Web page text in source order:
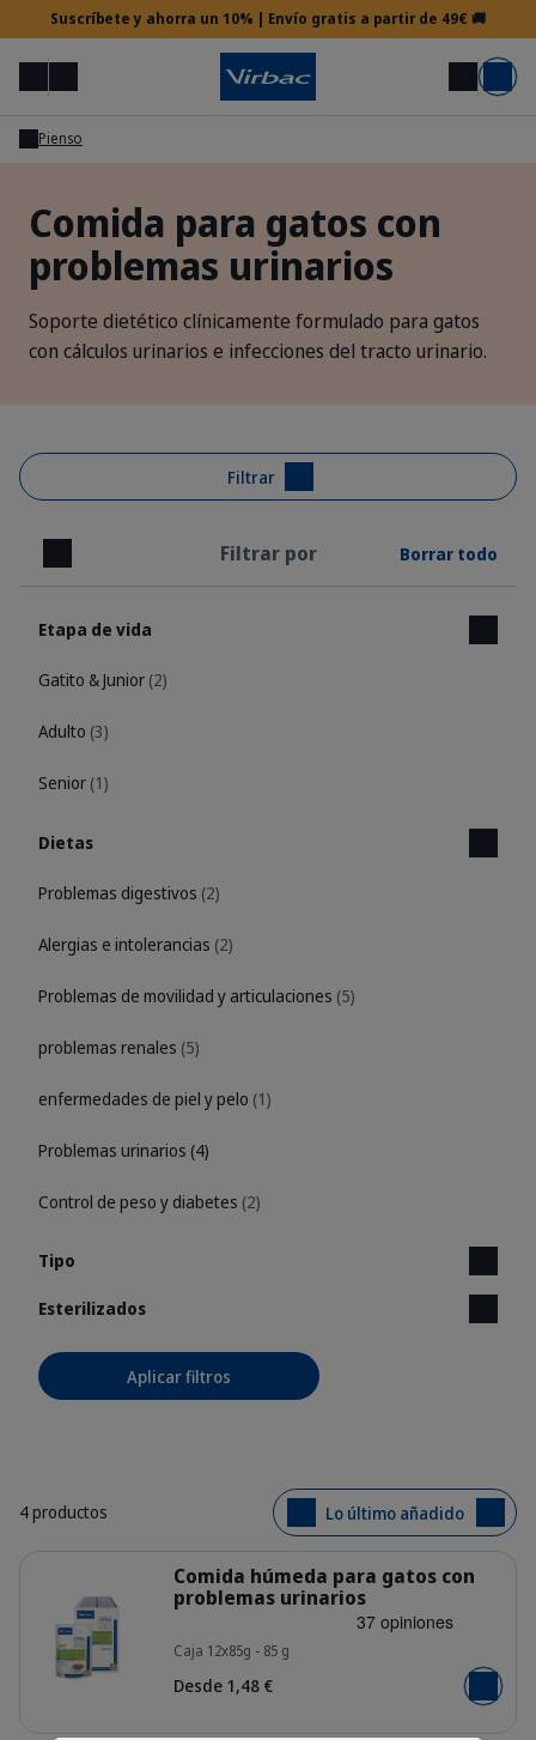
Suscríbete y ahorra un 10% | Envío gratis a partir de 49€ 🚚
MenúBuscar Mi cuenta Carrito
¿Necesitas ayuda?
Pienso
Comida para gatos con
problemas urinarios
Soporte dietético clínicamente formulado para gatos
con cálculos urinarios e infecciones del tracto urinario.
Filtrar
Cerrar Filtrar por Borrar todo
Etapa de vida
Gatito & Junior (2)
Adulto (3)
Senior (1)
Dietas
Problemas digestivos (2)
Alergias e intolerancias (2)
Problemas de movilidad y articulaciones (5)
problemas renales (5)
enfermedades de piel y pelo (1)
Problemas urinarios (4)
Control de peso y diabetes (2)
Tipo
Esterilizados
Aplicar filtros
4 productos Lo último añadido
363009_Packshot_HPM-Wet-
Comida húmeda para gatos con
problemas urinarios
Caja 12x85g - 85 g
Desde 1,48 € Añadir